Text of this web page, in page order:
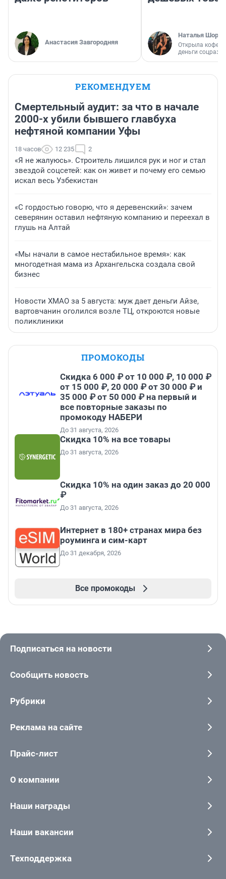
Анастасия Завгородняя
Наталья
Открыла
деньги
РЕКОМЕНДУЕМ
Смертельный аудит: за что в начале
2000-х убили бывшего главбуха
нефтяной компании Уфы
18 часов 12 235 2
«Я не жалуюсь». Строитель лишился рук и ног и стал
звездой соцсетей: как он живет и почему его семью
искал весь Узбекистан
«С гордостью говорю, что я деревенский»: зачем
северянин оставил нефтяную компанию и переехал в
глушь на Алтай
«Мы начали в самое нестабильное время»: как
многодетная мама из Архангельска создала свой
бизнес
Новости ХМАО за 5 августа: муж дает деньги Айзе,
вартовчанин оголился возле ТЦ, откроются новые
поликлиники
ПРОМОКОДЫ
Скидка 6 000 ₽ от 10 000 ₽, 10 000 ₽
от 15 000 ₽, 20 000 ₽ от 30 000 ₽ и
35 000 ₽ от 50 000 ₽ на первый и
все повторные заказы по
промокоду НАБЕРИ
До 31 августа, 2026
Скидка 10% на все товары
До 31 августа, 2026
Скидка 10% на один заказ до 20 000
₽
До 31 августа, 2026
Интернет в 180+ странах мира без
роуминга и сим-карт
До 31 декабря, 2026
Все промокоды
Подписаться на новости
Сообщить новость
Рубрики
Реклама на сайте
Прайс-лист
О компании
Наши награды
Наши вакансии
Техподдержка